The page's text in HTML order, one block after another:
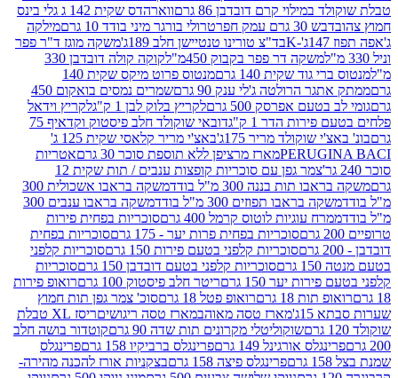
קרם דובדבן 86 גרם
ווארהדס שקית 142 ג גלי בינס
דבש 30 גרם עמק חפר
טרולי בורגר מיני בודד 10 גרם
מילקה
בד"צ טורינו טנטיישן חלב 189ג'
משקה מוגז ד"ר פפר
משקה דר פפר בקבוק 450מ"ל
קוקה קולה דובדבן 330
גוד שקית 140 גרם
מנטוס פרוט מיקס שקית 140
הרולטה ג'לי ענק 90 גרם
שמרים נמסים בואקום 450
אפרסק 500 גרם
לקריץ בלוק לבן 1 ק"ג
לקריץ וידאל
הדר 1 ק"ג
דובאי שוקולד חלב פיסטוק וקדאיף 75
שוקולד מריר 175ג'
באצ'י מריר קלאסי שקית 125 ג'
מארז מרציפן ללא תוספת סוכר 30 גרם
אטריות
צמר גפן עם סוכריות קופצות ענבים / תות שקית 12
תות בננה 300 מ"ל בודד
משקה בראבו אשכולית 300
בראבו תפוזים 300 מ"ל בודד
משקה בראבו ענבים 300
עוגיות לוטוס קרמל 400 גרם
סוכריות בפחית פירות
סוכריות בפחית פרות יער - 175 גרם
סוכריות בפחית
סוכריות קלפני בטעם פירות 150 גרם
סוכריות קלפני
סוכריות קלפני בטעם דובדבן 150 גרם
סוכריות
יער 150 גרם
ריטר חלב פיסטוק 100 גרם
רואופ פירות
תות 18 גרם
רואופ פטל 18 גרם
סוכ' צמר גפן תות חמוץ
מארז טסה מאוהב מארז טסה ריגושים
ריסז XL טבלת
שוקוליטלי מקרונים תות שדה 90 גרם
קוטדור בושה חלב
אורגינל 149 גרם
פרינגלס ברביקיו 158 גרם
פרינגלס
פרינגלס פיצה 158 גרם
בצקניות אורז להכנה מהירה-